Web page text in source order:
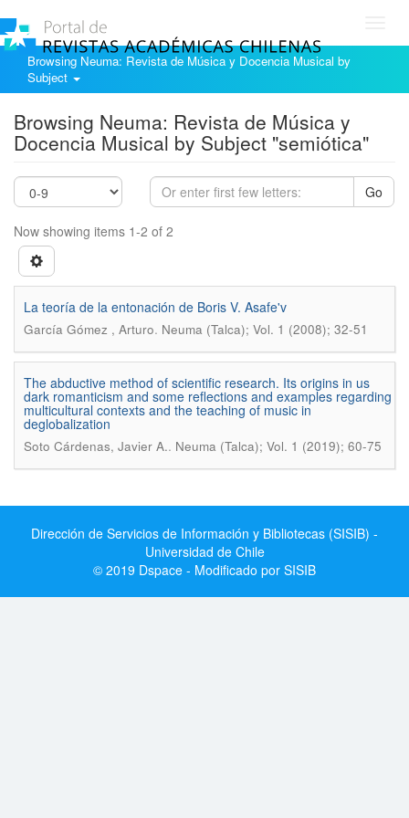
Browsing Neuma: Revista de Música y Docencia Musical by
Subject
Browsing Neuma: Revista de Música y
Docencia Musical by Subject "semiótica"
Go
Now showing items 1-2 of 2
La teoría de la entonación de Boris V. Asafe'v
García Gómez , Arturo. Neuma (Talca); Vol. 1 (2008); 32-51
The abductive method of scientific research. Its origins in us
dark romanticism and some reflections and examples regarding
multicultural contexts and the teaching of music in
deglobalization
Soto Cárdenas, Javier A.. Neuma (Talca); Vol. 1 (2019); 60-75
Dirección de Servicios de Información y Bibliotecas (SISIB) -
Universidad de Chile
© 2019 Dspace - Modificado por SISIB